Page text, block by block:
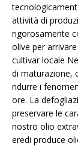
attività di
rigorosamente
olive per
cultivar locale
di maturazione,
ridurre i
ore. La
preservare le
nostro olio
eredi produce